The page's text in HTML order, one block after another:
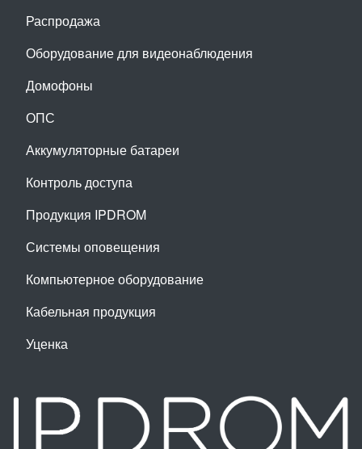
Распродажа
Оборудование для видеонаблюдения
Домофоны
ОПС
Аккумуляторные батареи
Контроль доступа
Продукция IPDROM
Системы оповещения
Компьютерное оборудование
Кабельная продукция
Уценка